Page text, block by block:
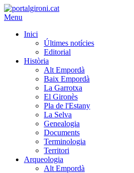
Menu
Inici
Últimes notícies
Editorial
Història
Alt Empordà
Baix Empordà
La Garrotxa
El Gironès
Pla de l'Estany
La Selva
Genealogia
Documents
Terminologia
Territori
Arqueologia
Alt Empordà